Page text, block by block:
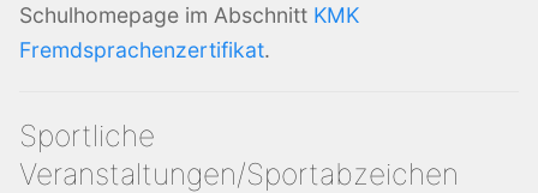
Schulhomepage im Abschnitt KMK
Fremdsprachenzertifikat.
Sportliche
Veranstaltungen/Sportabzeichen